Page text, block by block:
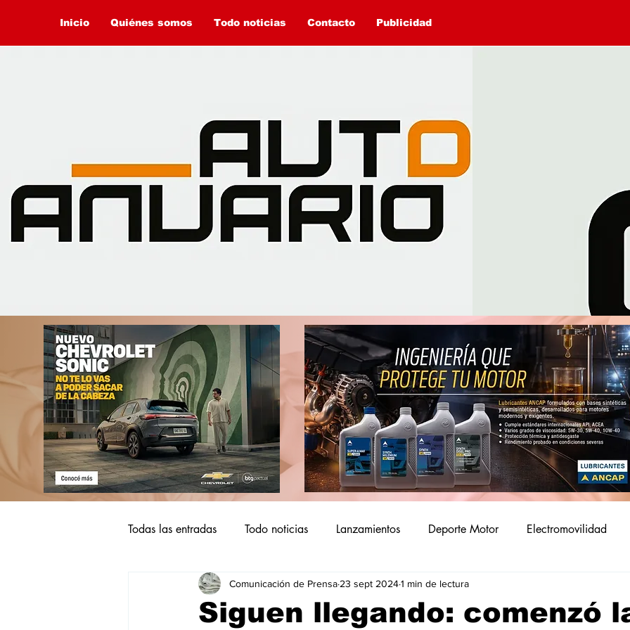
Inicio Quiénes somos Todo noticias Contacto Publicidad
Todas las entradas Todo noticias Lanzamientos Deporte Motor Electromovilidad
Siguen llegando: comenzó
Comunicación de Prensa 23 sept 20241 min de lectura